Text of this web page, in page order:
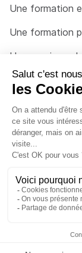
Une formation
Une formation
Un organisme
Un conseiller
Une solution
© 2026 - Côté
Menu Pied de
Mentions Légales
Politique de